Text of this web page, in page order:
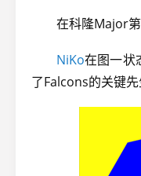
在科隆Major第
NiKo在图一状
了Falcons的关键